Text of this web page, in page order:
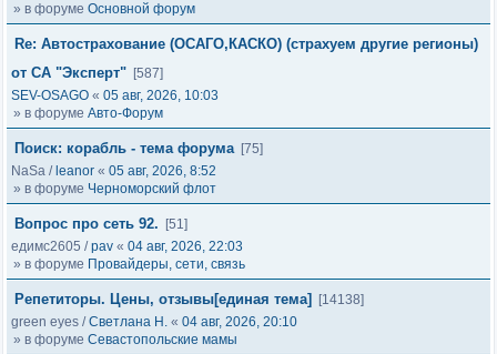
» в форуме Основной форум
Re: Автострахование (ОСАГО,КАСКО) (страхуем другие регионы)
от СА "Эксперт" [587]
SEV-OSAGO « 05 авг, 2026, 10:03
» в форуме Авто-Форум
Поиск: корабль - тема форума [75]
NaSa / leanor « 05 авг, 2026, 8:52
» в форуме Черноморский флот
Вопрос про сеть 92.
[51]
едимс2605 /pav « 04 авг, 2026, 22:03
» в форуме Провайдеры, сети, связь
Репетиторы. Цены, отзывы[единая тема]
[14138]
green eyes /Светлана Н. « 04 авг, 2026, 20:10
» в форуме Севастопольские мамы